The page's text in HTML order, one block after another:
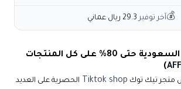
💰آخر توفير 29.3 ريال عماني
كود Tiktok shop السعودية حتى 80% على كل المنتجات
)
متجر تيك توك Tiktok shop الحصرية على العديد